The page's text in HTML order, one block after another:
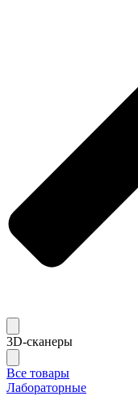
3D-сканеры
Все товары
Лабораторные